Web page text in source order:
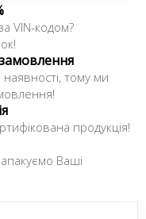
VIN-кодом?
тому ми
продукція!
Ваші